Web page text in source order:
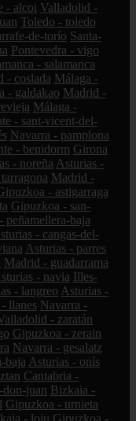
- alcoi Valladolid -
Toledo - toledo
de-torío Santa-
Pontevedra - vigo
- salamanca
- coslada Málaga -
- galdakao Madrid -
Málaga -
- sant-vicent-del-
Navarra - pamplona
- benidorm Girona
- noreña Asturias -
Madrid -
- astigarraga
Gipuzkoa - san-
peñamellera-baja
- cangas-del-
Asturias - parres
Madrid - guadarrama
- navia Illes-
- langreo Asturias -
llanes Navarra -
- zaratán
Gipuzkoa - zerain
Navarra - gesalatz
baja Asturias - onís
Cantabria -
juan Bizkaia -
Gipuzkoa - urnieta
- loiu Gipuzkoa -